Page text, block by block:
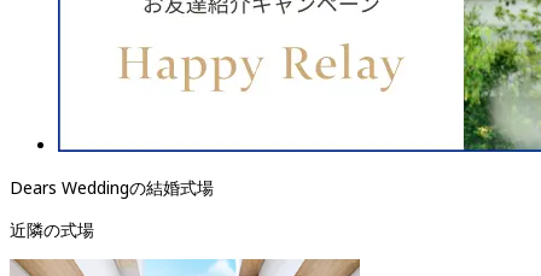
Dears Weddingの結婚式場
近隣の式場